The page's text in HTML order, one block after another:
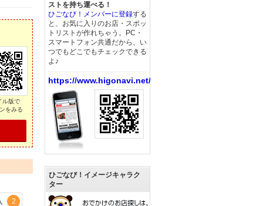
ル版で
をみる
2
ストを持ち運べる！
ひごなび！メンバーに登録する
と、お気に入りのお店・スポッ
トリストが作れちゃう。PC・
スマートフォン共通だから、い
つでもどこでもチェックできる
よ♪
https://www.higonavi.net/
ひごなび！イメージキャラク
ター